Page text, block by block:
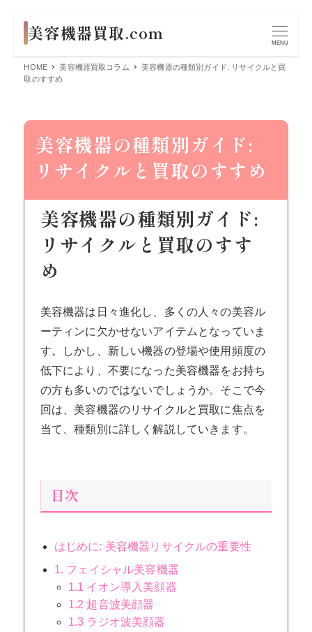
MENU
HOME 美容機器買取コラム
美容機器の種類別ガイド: リサイクルと買
取のすすめ
美容機器の種類別ガイド:
リサイクルと買取のすすめ
美容機器の種類別ガイド:
リサイクルと買取のすす
め
美容機器は日々進化し、多くの人々の美容ル
ーティンに欠かせないアイテムとなっていま
す。しかし、新しい機器の登場や使用頻度の
低下により、不要になった美容機器をお持ち
の方も多いのではないでしょうか。そこで今
回は、美容機器のリサイクルと買取に焦点を
当て、種類別に詳しく解説していきます。
目次
はじめに: 美容機器リサイクルの重要性
1. フェイシャル美容機器
1.1 イオン導入美顔器
1.2 超音波美顔器
1.3 ラジオ波美顔器